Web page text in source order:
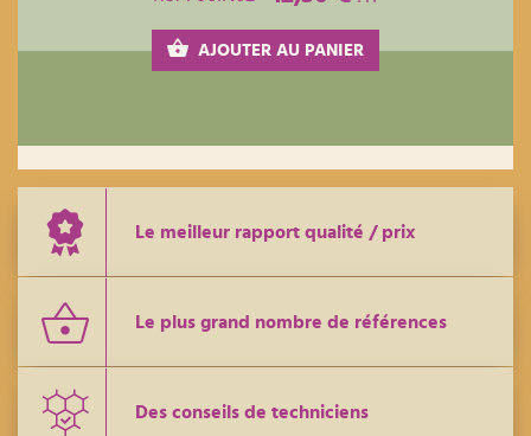
AJOUTER AU PANIER
Le meilleur rapport qualité / prix
Le plus grand nombre de références
Des conseils de techniciens